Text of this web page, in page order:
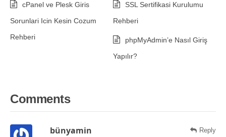
cPanel ve Plesk Giris
Sorunlari Icin Kesin Cozum
Rehberi
SSL Sertifikasi Kurulumu
Rehberi
phpMyAdmin’e Nasıl Giriş
Yapılır?
Comments
Reply
bünyamin